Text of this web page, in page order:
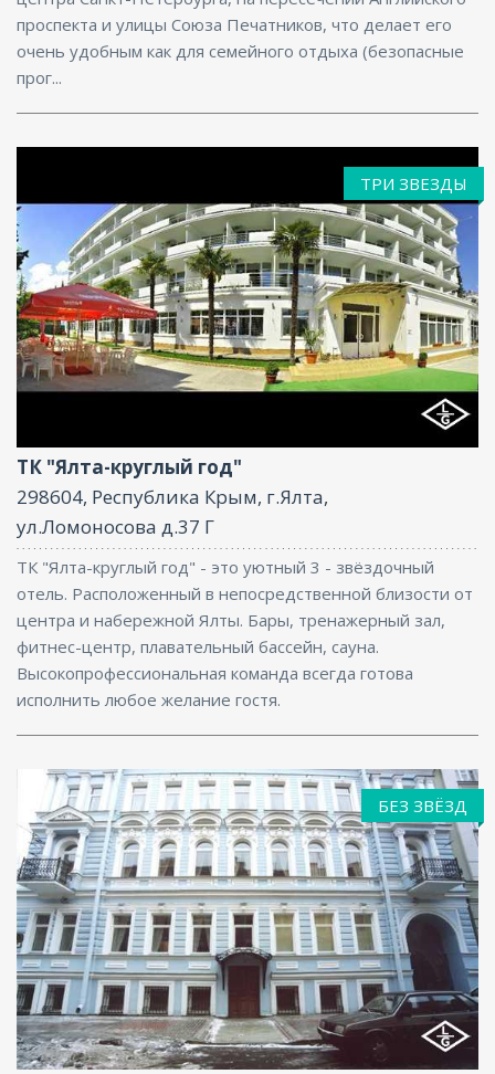
проспекта и улицы Союза Печатников, что делает его
очень удобным как для семейного отдыха (безопасные
прог...
ТРИ ЗВЕЗДЫ
ТК "Ялта-круглый год"
298604, Республика Крым, г.Ялта,
ул.Ломоносова д.37 Г
ТК "Ялта-круглый год" - это уютный 3 - звёздочный
отель. Расположенный в непосредственной близости от
центра и набережной Ялты. Бары, тренажерный зал,
фитнес-центр, плавательный бассейн, сауна.
Высокопрофессиональная команда всегда готова
исполнить любое желание гостя.
Интернет, Конференц-зал
БЕЗ ЗВЁЗД